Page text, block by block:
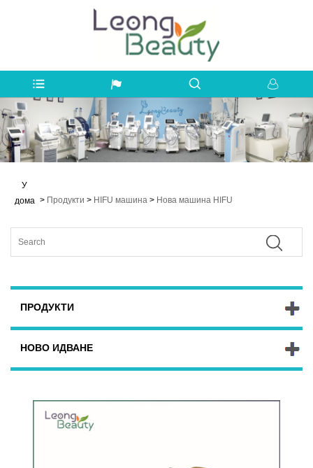
У
дома > Продукти > HIFU машина > Нова машина HIFU
ПРОДУКТИ
НОВО ИДВАНЕ